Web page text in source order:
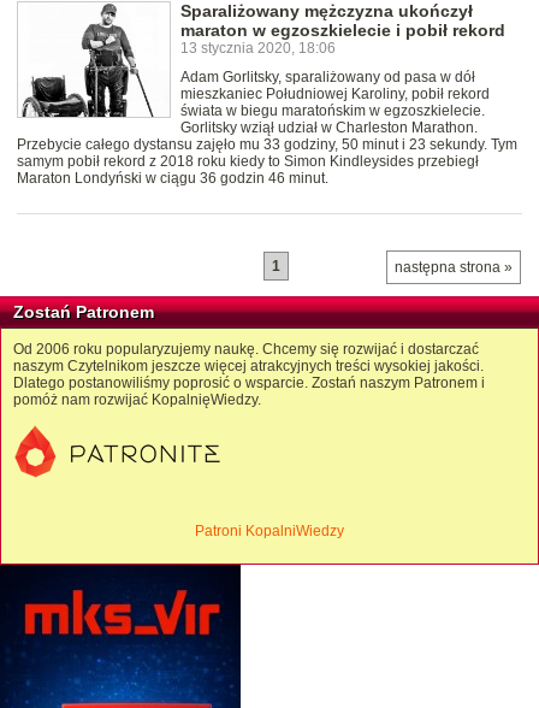
Sparaliżowany mężczyzna ukończył
maraton w egzoszkielecie i pobił rekord
13 stycznia 2020, 18:06
Adam Gorlitsky, sparaliżowany od pasa w dół
mieszkaniec Południowej Karoliny, pobił rekord
świata w biegu maratońskim w egzoszkielecie.
Gorlitsky wziął udział w Charleston Marathon.
Przebycie całego dystansu zajęło mu 33 godziny, 50 minut i 23 sekundy. Tym
samym pobił rekord z 2018 roku kiedy to Simon Kindleysides przebiegł
Maraton Londyński w ciągu 36 godzin 46 minut.
następna strona »
1
Zostań Patronem
Od 2006 roku popularyzujemy naukę. Chcemy się rozwijać i dostarczać
naszym Czytelnikom jeszcze więcej atrakcyjnych treści wysokiej jakości.
Dlatego postanowiliśmy poprosić o wsparcie. Zostań naszym Patronem i
pomóż nam rozwijać KopalnięWiedzy.
Patroni KopalniWiedzy